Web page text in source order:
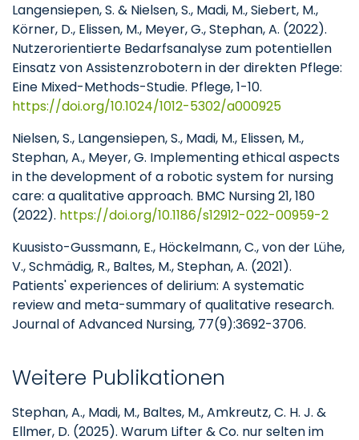
Langensiepen, S. & Nielsen, S., Madi, M., Siebert, M.,
Körner, D., Elissen, M., Meyer, G., Stephan, A. (2022).
Nutzerorientierte Bedarfsanalyse zum potentiellen
Einsatz von Assistenzrobotern in der direkten Pflege:
Eine Mixed-Methods-Studie. Pflege, 1-10.
https://doi.org/10.1024/1012-5302/a000925
Nielsen, S., Langensiepen, S., Madi, M., Elissen, M.,
Stephan, A., Meyer, G. Implementing ethical aspects
in the development of a robotic system for nursing
care: a qualitative approach. BMC Nursing 21, 180
(2022). https://doi.org/10.1186/s12912-022-00959-2
Kuusisto-Gussmann, E., Höckelmann, C., von der Lühe,
V., Schmädig, R., Baltes, M., Stephan, A. (2021).
Patients' experiences of delirium: A systematic
review and meta-summary of qualitative research.
Journal of Advanced Nursing, 77(9):3692-3706.
Weitere Publikationen
Stephan, A., Madi, M., Baltes, M., Amkreutz, C. H. J. &
Ellmer, D. (2025). Warum Lifter & Co. nur selten im